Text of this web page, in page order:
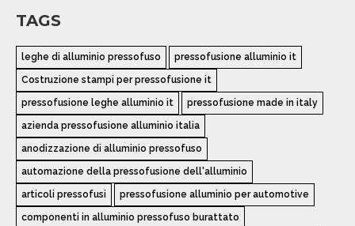
TAGS
leghe di alluminio pressofuso pressofusione alluminio it
Costruzione stampi per pressofusione it
pressofusione leghe alluminio it pressofusione made in italy
azienda pressofusione alluminio italia
anodizzazione di alluminio pressofuso
automazione della pressofusione dell'alluminio
articoli pressofusi pressofusione alluminio per automotive
componenti in alluminio pressofuso burattato